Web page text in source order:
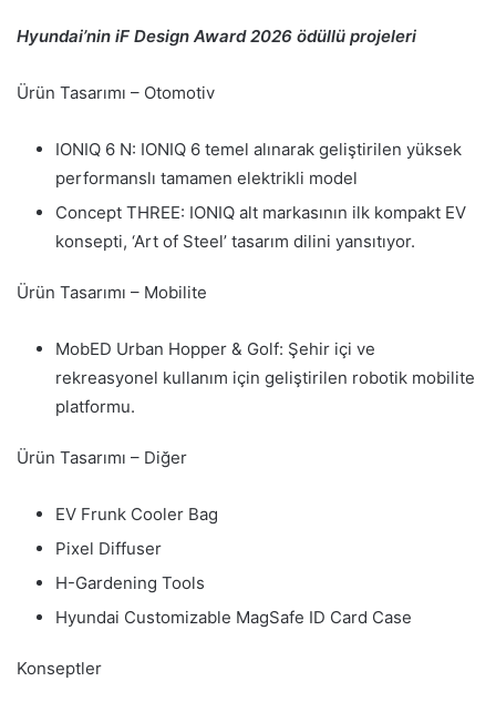
Hyundai’nin iF Design Award 2026 ödüllü projeleri
Ürün Tasarımı – Otomotiv
IONIQ 6 N: IONIQ 6 temel alınarak geliştirilen yüksek
performanslı tamamen elektrikli model
Concept THREE: IONIQ alt markasının ilk kompakt EV
konsepti, ‘Art of Steel’ tasarım dilini yansıtıyor.
Ürün Tasarımı – Mobilite
MobED Urban Hopper & Golf: Şehir içi ve
rekreasyonel kullanım için geliştirilen robotik mobilite
platformu.
Ürün Tasarımı – Diğer
EV Frunk Cooler Bag
Pixel Diffuser
H-Gardening Tools
Hyundai Customizable MagSafe ID Card Case
Konseptler